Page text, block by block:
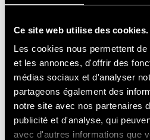
Ce site web utilise des cookies.
Les cookies nous permettent
et les annonces, d'offrir des
médias sociaux et d'analyser
partageons également des
notre site avec nos partenaires
publicité et d'analyse, qui
avec d'autres informations que